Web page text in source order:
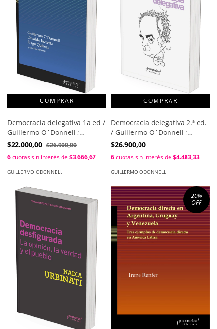
Democracia delegativa 1a ed /
Guillermo O´Donnell ;
Osvaldo Iazzetta ; Hugo
$22.000,00 $26.900,00
6cuotas sin interés de $3.666,67
GUILLERMO ODONNELL
Democracia delegativa 2.ª ed.
/ Guillermo O´Donnell ;
Osvaldo Iazzetta ; Hugo
$26.900,00
6cuotas sin interés de $4.483,33
GUILLERMO ODONNELL
20%
OFF